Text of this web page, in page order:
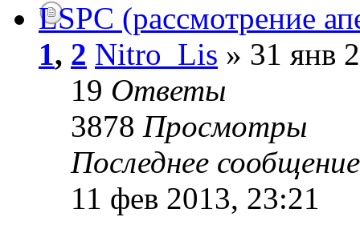
LSPC (рассмотрение
1, 2 Nitro_Lis » 31 янв
19 Ответы
3878 Просмотры
Последнее
11 фев 2013, 23:21